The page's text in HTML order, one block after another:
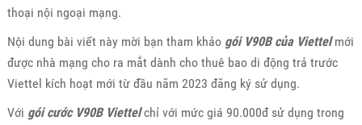
thoại nội ngoại mạng.
Nội dung bài viết này mời bạn tham khảo gói V90B của Viettelmới
được nhà mạng cho ra mắt dành cho thuê bao di động trả trước
Viettel kích hoạt mới từ đầu năm 2023 đăng ký sử dụng.
Với gói cước V90B Viettelchỉ với mức giá 90.000đ sử dụng trong